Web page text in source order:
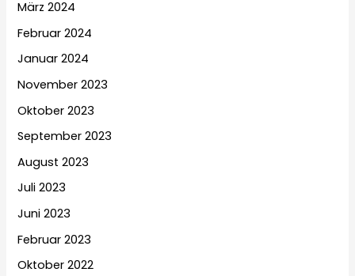
März 2024
Februar 2024
Januar 2024
November 2023
Oktober 2023
September 2023
August 2023
Juli 2023
Juni 2023
Februar 2023
Oktober 2022